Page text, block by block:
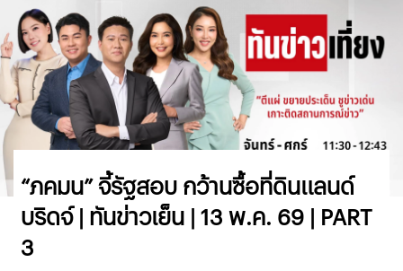
“ภคมน” จี้รัฐสอบ กว้านซื้อที่ดินแลนด์
บริดจ์ | ทันข่าวเย็น | 13 พ.ค. 69 | PART
3